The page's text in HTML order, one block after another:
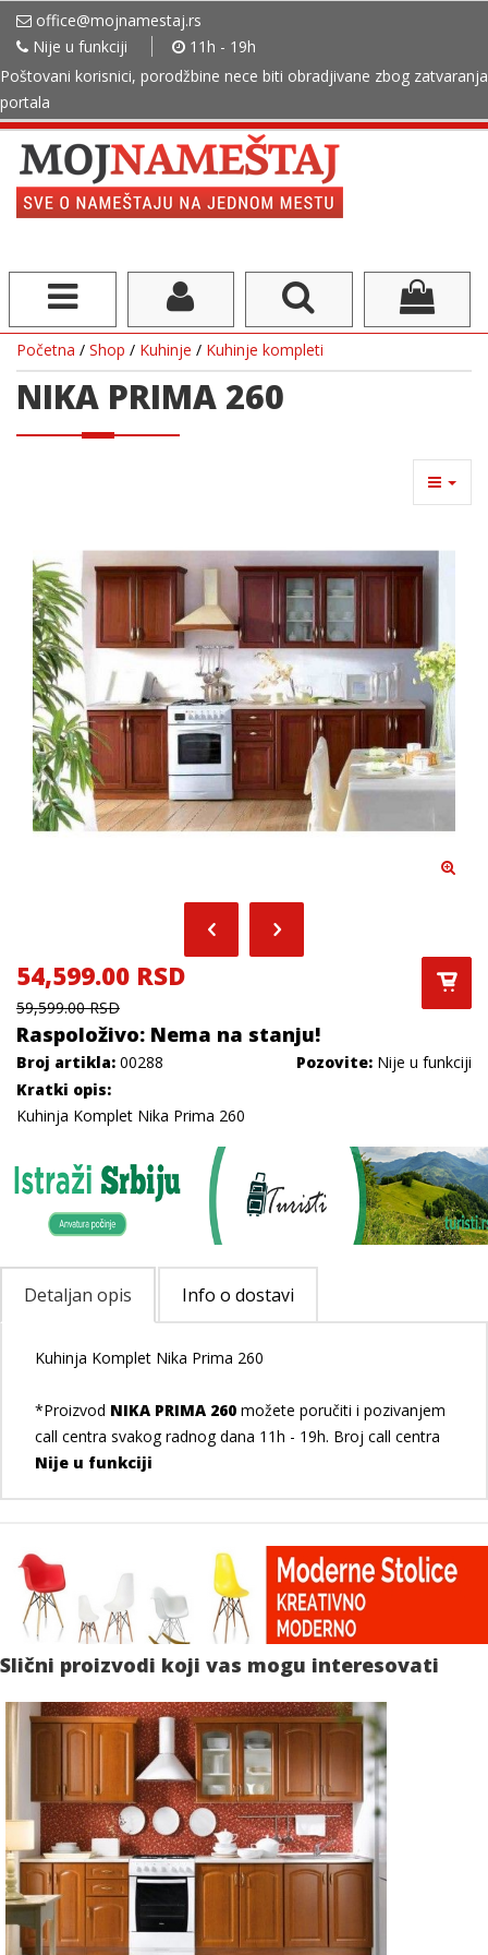
office@mojnamestaj.rs
Nije u funkciji
11h - 19h
Poštovani korisnici, porodžbine nece biti obradjivane zbog zatvaranja
portala
Početna / Shop / Kuhinje / Kuhinje kompleti
NIKA PRIMA 260
54,599.00 RSD
59,599.00 RSD
Raspoloživo: Nema na stanju!
Broj artikla: 00288 Pozovite: Nije u funkciji
Kratki opis:
Kuhinja Komplet Nika Prima 260
Detaljan opis Info o dostavi
Kuhinja Komplet Nika Prima 260
*Proizvod NIKA PRIMA 260 možete poručiti i pozivanjem
call centra svakog radnog dana 11h - 19h. Broj call centra
Nije u funkciji
Slični proizvodi koji vas mogu interesovati